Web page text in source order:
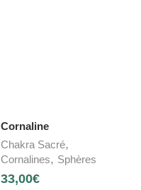
Cornaline
Chakra Sacré,
Cornalines, Sphères
33,00€